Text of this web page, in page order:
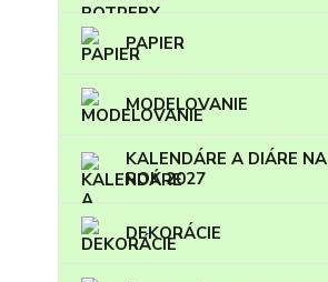
PAPIER
MODELOVANIE
KALENDÁRE A DIÁRE NA
ROK 2027
DEKORÁCIE